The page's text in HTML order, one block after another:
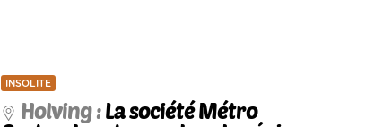
INSOLITE
Holving :La société Métro